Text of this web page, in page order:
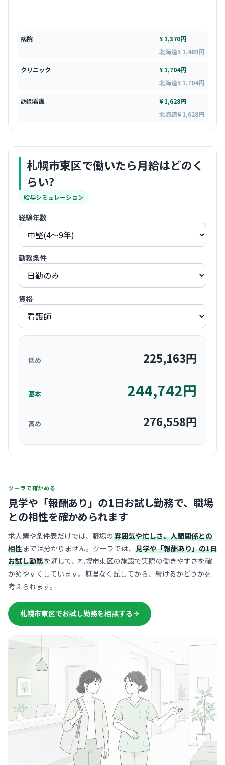
病院
¥ 1,370円
北海道¥ 1,489円
クリニック
¥ 1,704円
北海道¥ 1,704円
訪問看護
¥ 1,628円
北海道¥ 1,628円
札幌市東区で働いたら月給はどのく
らい?
給与シミュレーション
経験年数
勤務条件
資格
低め 225,163円
基本 244,742円
高め 276,558円
クーラで確かめる
見学や「報酬あり」の1日お試し勤務で、 職場
との相性を確かめられます
求人票や条件表だけでは、職場の雰囲気や忙しさ、人間関係との
相性までは分かりません。クーラでは、 見学や「報酬あり」の1日
お試し勤務を通じて、札幌市東区の施設で実際の働きやすさを確
かめやすくしています。無理なく試してから、続けるかどうかを
考えられます。
札幌市東区でお試し勤務を相談する